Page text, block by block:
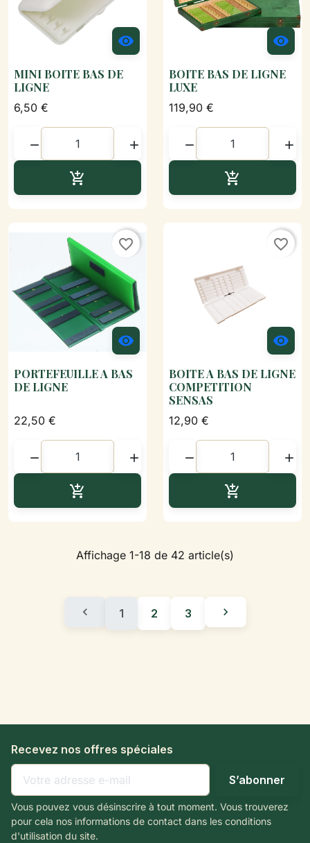

MINI BOITE BAS DE
LIGNE
6,50 €
 


BOITE BAS DE LIGNE
LUXE
119,90 €
 


favorite_border
PORTEFEUILLE A BAS
DE LIGNE
22,50 €
 


favorite_border
BOITE A BAS DE LIGNE
COMPETITION
SENSAS
12,90 €
 

Affichage 1-18 de 42 article(s)
 1 2 3 
Recevez nos offres spéciales
Vous pouvez vous désinscrire à tout moment. Vous trouverez
pour cela nos informations de contact dans les conditions
d'utilisation du site.